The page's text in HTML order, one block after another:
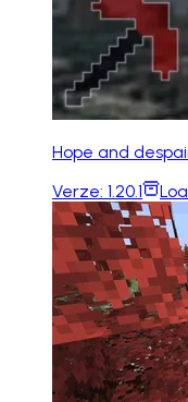
Hope and
Verze: 1.20.1